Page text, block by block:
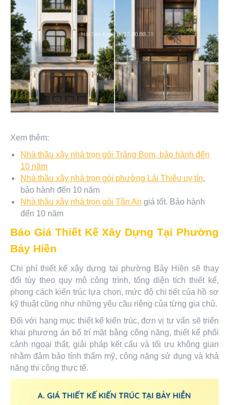
Xem thêm:
Nhà thầu xây nhà trọn gói Trảng Bom, bảo hành đến
10 năm
Nhà thầu xây nhà trọn gói phường Lái Thiêu uy tín,
bảo hành đến 10 năm
Nhà thầu xây nhà trọn gói Tân An giá tốt. Bảo hành
đến 10 năm
Báo Giá Thiết Kế Xây Dựng Tại Phường
Bảy Hiền
Chi phí thiết kế xây dựng tại phường Bảy Hiền sẽ thay
đổi tùy theo quy mô công trình, tổng diện tích thiết kế,
phong cách kiến trúc lựa chọn, mức độ chi tiết của hồ sơ
kỹ thuật cũng như những yêu cầu riêng của từng gia chủ.
Đối với hạng mục thiết kế kiến trúc, đơn vị tư vấn sẽ triển
khai phương án bố trí mặt bằng công năng, thiết kế phối
cảnh ngoại thất, giải pháp kết cấu và tối ưu không gian
nhằm đảm bảo tính thẩm mỹ, công năng sử dụng và khả
năng thi công thực tế.